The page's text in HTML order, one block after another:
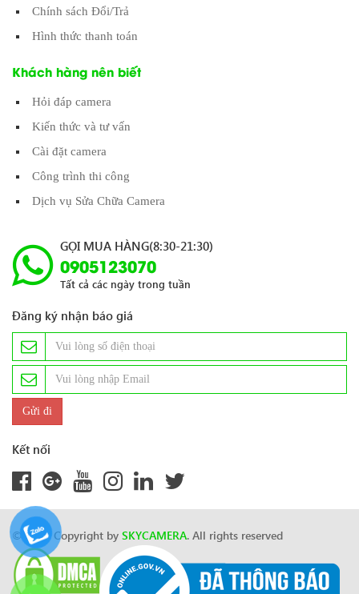
Chính sách Đổi/Trả
Hình thức thanh toán
Khách hàng nên biết
Hỏi đáp camera
Kiến thức và tư vấn
Cài đặt camera
Công trình thi công
Dịch vụ Sửa Chữa Camera
GỌI MUA HÀNG(8:30-21:30)
0905123070
Tất cả các ngày trong tuần
Đăng ký nhận báo giá
Kết nối
© 2024 Copyright by SKYCAMERA. All rights reserved